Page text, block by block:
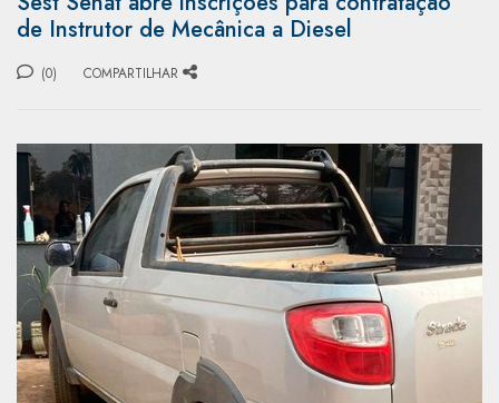
de Instrutor de Mecânica a Diesel
(0) COMPARTILHAR